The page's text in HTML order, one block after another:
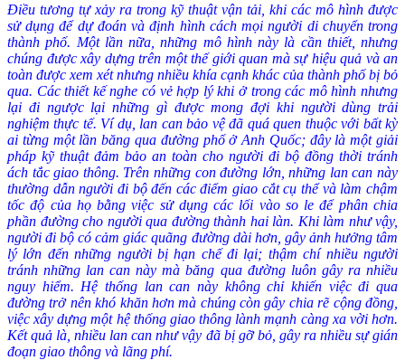
Điều tương tự xảy ra trong kỹ thuật vận tải, khi các mô hình được
sử dụng để dự đoán và định hình cách mọi người di chuyển trong
thành phố. Một lần nữa, những mô hình này là cần thiết, nhưng
chúng được xây dựng trên một thế giới quan mà sự hiệu quả và an
toàn được xem xét nhưng nhiều khía cạnh khác của thành phố bị bỏ
qua. Các thiết kế nghe có vẻ hợp lý khi ở trong các mô hình nhưng
lại đi ngược lại những gì được mong đợi khi người dùng trải
nghiệm thực tế. Ví dụ, lan can bảo vệ đã quá quen thuộc với bất kỳ
ai từng một lần băng qua đường phố ở Anh Quốc; đây là một giải
pháp kỹ thuật đảm bảo an toàn cho người đi bộ đồng thời tránh
ách tắc giao thông. Trên những con đường lớn, những lan can này
thường dẫn người đi bộ đến các điểm giao cắt cụ thể và làm chậm
tốc độ của họ bằng việc sử dụng các lối vào so le để phân chia
phần đường cho người qua đường thành hai làn. Khi làm như vậy,
người đi bộ có cảm giác quãng đường dài hơn, gây ảnh hưởng tâm
lý lớn đến những người bị hạn chế đi lại; thậm chí nhiều người
tránh những lan can này mà băng qua đường luôn gây ra nhiều
nguy hiểm. Hệ thống lan can này không chỉ khiến việc đi qua
đường trở nên khó khăn hơn mà chúng còn gây chia rẽ cộng đồng,
việc xây dựng một hệ thống giao thông lành mạnh càng xa vời hơn.
Kết quả là, nhiều lan can như vậy đã bị gỡ bỏ, gây ra nhiều sự gián
đoạn giao thông và lãng phí.